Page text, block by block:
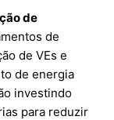
de
de
de VEs e
de energia
investindo
para reduzir